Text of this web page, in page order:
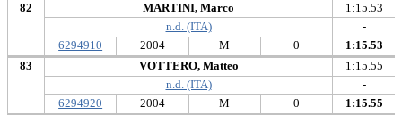
82
6294910
MARTINI, Marco
2004 M
n.d. (ITA)
1:15.53
-
1:15.53
0
83
6294920
VOTTERO, Matteo
2004 M
n.d. (ITA)
1:15.55
-
1:15.55
0